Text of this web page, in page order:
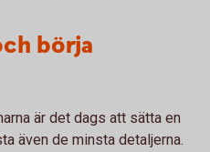
börja
är det dags att sätta en
även de minsta detaljerna.